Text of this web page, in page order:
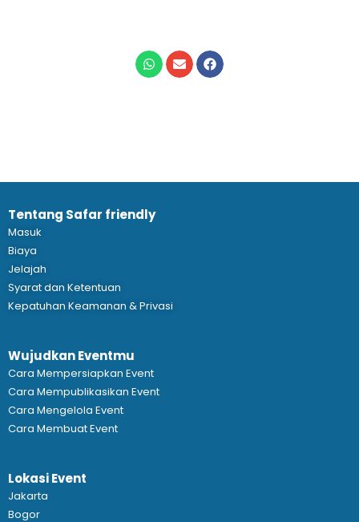
Tentang Safar friendly
Masuk
Biaya
Jelajah
Syarat dan Ketentuan
Kepatuhan Keamanan & Privasi
Wujudkan Eventmu
Cara Mempersiapkan Event
Cara Mempublikasikan Event
Cara Mengelola Event
Cara Membuat Event
Lokasi Event
Jakarta
Bogor